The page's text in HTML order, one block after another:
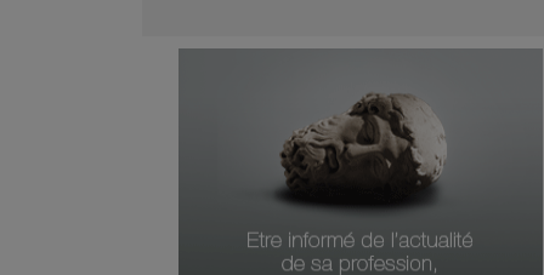
Numéro Du Produit
Type De Produit